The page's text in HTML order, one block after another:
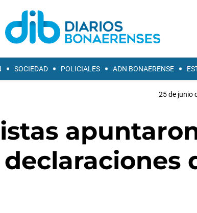
SOCIEDAD POLICIALES ADN BONAERENSE
25 de junio